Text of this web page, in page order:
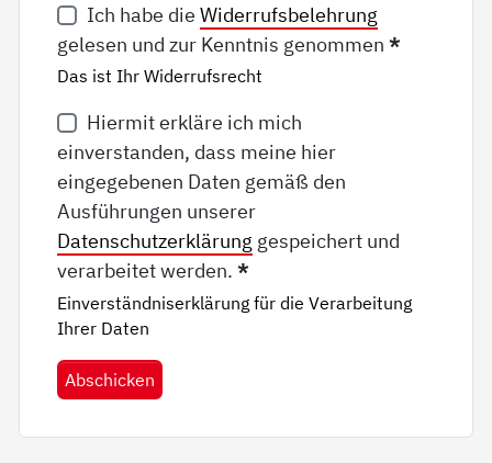
Ich habe die Widerrufsbelehrung
gelesen und zur Kenntnis genommen*
Das ist Ihr Widerrufsrecht
Hiermit erkläre ich mich
einverstanden, dass meine hier
eingegebenen Daten gemäß den
Ausführungen unserer
Datenschutzerklärung gespeichert und
verarbeitet werden.*
Einverständniserklärung für die Verarbeitung
Ihrer Daten
Abschicken